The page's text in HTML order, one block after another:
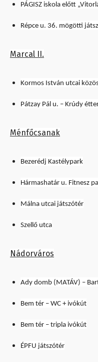
PÁGISZ iskola előtt
Répce u. 36. mögötti
Marcal II.
Kormos István utcai
Pátzay Pál u. – Krúdy
Ménfőcsanak
Bezerédj Kastélypark
Hármashatár u. Fitnesz
Málna utcai játszótér
Szellő utca
Nádorváros
Ady domb (MATÁV) –
Bem tér – WC + ivókút
Bem tér – tripla ivókút
ÉPFU játszótér